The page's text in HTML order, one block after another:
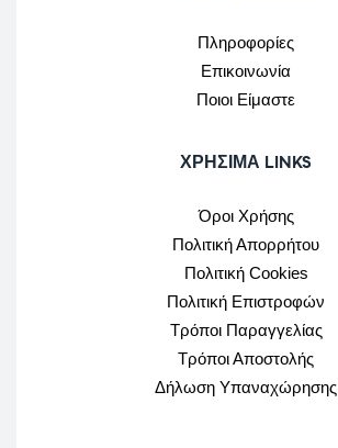
Πληροφορίες
Επικοινωνία
Ποιοι Είμαστε
ΧΡΉΣΙΜΑ LINKS
Όροι Χρήσης
Πολιτική Απορρήτου
Πολιτική Cookies
Πολιτική Επιστροφών
Τρόποι Παραγγελίας
Τρόποι Αποστολής
Δήλωση Υπαναχώρησης